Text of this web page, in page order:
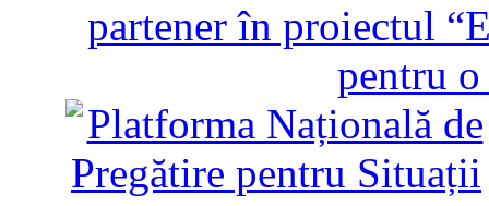
partener în proiectul
pentru